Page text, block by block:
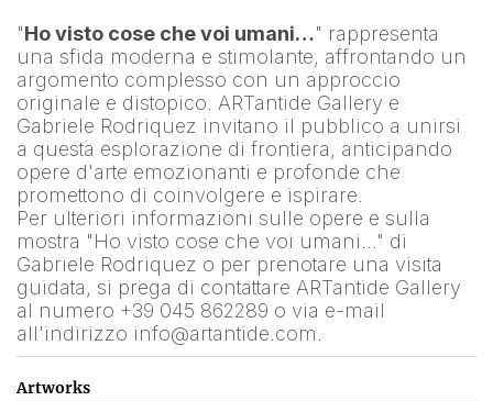
"Ho visto cose che voi umani…" rappresenta
una sfida moderna e stimolante, affrontando un
argomento complesso con un approccio
originale e distopico. ARTantide Gallery e
Gabriele Rodriquez invitano il pubblico a unirsi
a questa esplorazione di frontiera, anticipando
opere d'arte emozionanti e profonde che
promettono di coinvolgere e ispirare.
Per ulteriori informazioni sulle opere e sulla
mostra "Ho visto cose che voi umani…" di
Gabriele Rodriquez o per prenotare una visita
guidata, si prega di contattare ARTantide Gallery
al numero +39 045 862289 o via e-mail
all'indirizzo info@artantide.com.
Artworks